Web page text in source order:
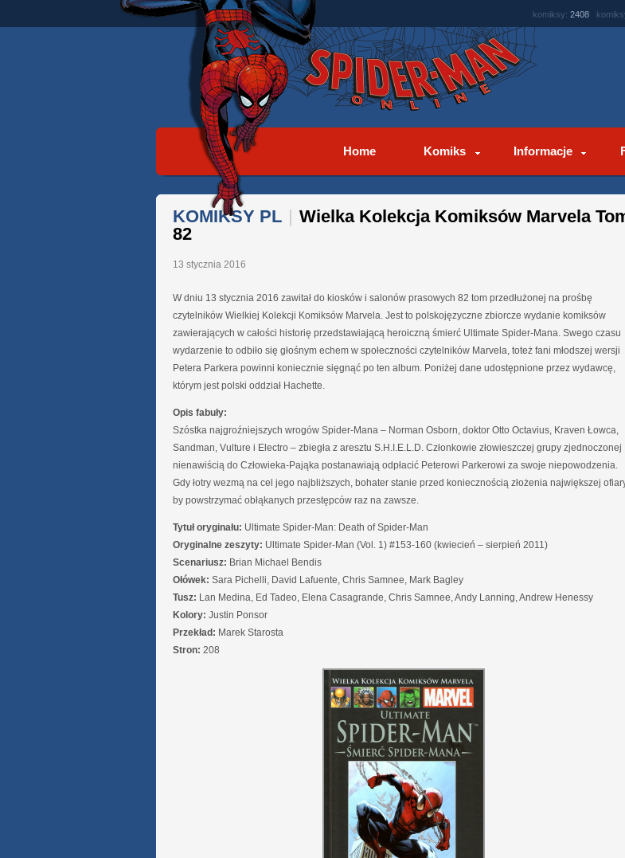
komiksy: 2408
Home Komiks Informacje
KOMIKSY PL | Wielka Kolekcja Komiksów Marvela
82
13 stycznia 2016
W dniu 13 stycznia 2016 zawitał do kiosków i salonów prasowych 82 tom przedłużonej na prośbę
czytelników Wielkiej Kolekcji Komiksów Marvela. Jest to polskojęzyczne zbiorcze wydanie komiksów
zawierających w całości historię przedstawiającą heroiczną śmierć Ultimate Spider-Mana. Swego czasu
wydarzenie to odbiło się głośnym echem w społeczności czytelników Marvela, toteż fani młodszej wersji
Petera Parkera powinni koniecznie sięgnąć po ten album. Poniżej dane udostępnione przez wydawcę,
którym jest polski oddział Hachette.
Opis fabuły:
Szóstka najgroźniejszych wrogów Spider-Mana – Norman Osborn, doktor Otto Octavius, Kraven Łowca,
Sandman, Vulture i Electro – zbiegła z aresztu S.H.I.E.L.D. Członkowie złowieszczej grupy zjednoczonej
nienawiścią do Człowieka-Pająka postanawiają odpłacić Peterowi Parkerowi za swoje niepowodzenia.
Gdy łotry wezmą na cel jego najbliższych, bohater stanie przed koniecznością złożenia największej
by powstrzymać obłąkanych przestępców raz na zawsze.
Tytuł oryginału: Ultimate Spider-Man: Death of Spider-Man
Oryginalne zeszyty: Ultimate Spider-Man (Vol. 1) #153-160 (kwiecień – sierpień 2011)
Scenariusz: Brian Michael Bendis
Ołówek: Sara Pichelli, David Lafuente, Chris Samnee, Mark Bagley
Tusz: Lan Medina, Ed Tadeo, Elena Casagrande, Chris Samnee, Andy Lanning, Andrew Henessy
Kolory: Justin Ponsor
Przekład: Marek Starosta
Stron: 208